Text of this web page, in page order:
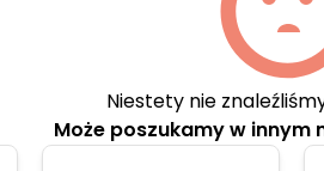
Niestety nie
Może poszukamy w innym